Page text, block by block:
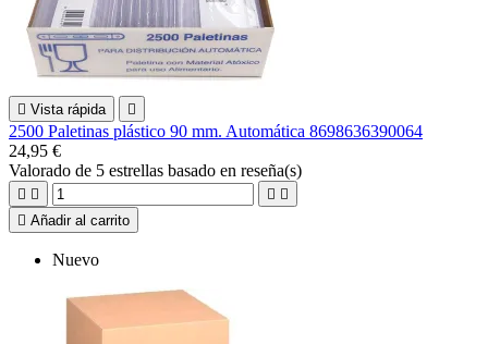
 Vista rápida 
2500 Paletinas plástico 90 mm. Automática 8698636390064
24,95 €
Valorado de 5 estrellas basado en reseña(s)
   
 Añadir al carrito
Nuevo